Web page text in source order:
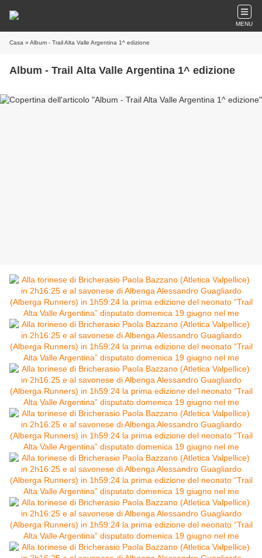
MENU
Casa » Album - Trail Alta Valle Argentina 1^ edizione
Album - Trail Alta Valle Argentina 1^ edizione